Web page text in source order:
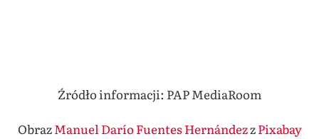
Źródło informacji: PAP MediaRoom
ObrazManuel Darío Fuentes HernándezzPixabay